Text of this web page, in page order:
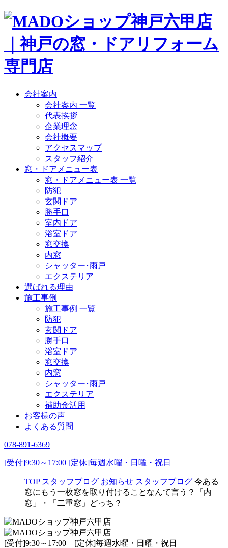
会社案内
会社案内 一覧
代表挨拶
企業理念
会社概要
アクセスマップ
スタッフ紹介
窓・ドアメニュー表
窓・ドアメニュー表 一覧
防犯
玄関ドア
勝手口
室内ドア
浴室ドア
窓交換
内窓
シャッター･雨戸
エクステリア
選ばれる理由
施工事例
施工事例 一覧
防犯
玄関ドア
勝手口
浴室ドア
窓交換
内窓
シャッター･雨戸
エクステリア
補助金活用
お客様の声
よくある質問
078-891-6369
[受付]9:30～17:00 [定休]毎週水曜・日曜・祝日
TOP スタッフブログ お知らせ スタッフブログ 今ある
窓にもう一枚窓を取り付けることなんて言う？「内
窓」・「二重窓」どっち？
[受付]9:30～17:00 [定休]毎週水曜・日曜・祝日